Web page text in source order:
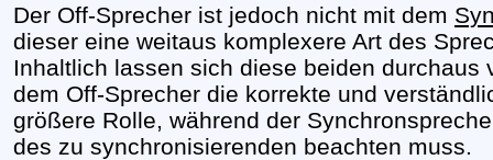
Der Off-Sprecher ist jedoch nicht mit dem
dieser eine weitaus komplexere Art des
Inhaltlich lassen sich diese beiden durchaus
dem Off-Sprecher die korrekte und
größere Rolle, während der
des zu synchronisierenden beachten muss.